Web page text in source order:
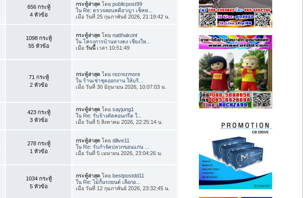
656 กระทู้
4 หัวข้อ
กระทู้ล่าสุด โดยpublicpost99
ใน Re: ตรวจสอบคดีอาญา เช็คห...
เมื่อ วันที่ 25 กุมภาพันธ์ 2026, 21:19:42 น.
1098 กระทู้
55 หัวข้อ
กระทู้ล่าสุด โดยnatthakont
ในโครงการบ้านหางดง เชียงให...
เมื่อวันนี้เวลา 10:51:49
71 กระทู้
2 หัวข้อ
กระทู้ล่าสุด โดยrezrezmore
ในร้านเช่าชุดออกงาน ให้บริ...
เมื่อ วันที่ 30 มิถุนายน 2026, 10:07:03 น.
423 กระทู้
3 หัวข้อ
กระทู้ล่าสุด โดยsayjung1
ใน Re: รับจ้างตัดคอนกรีต ใ...
เมื่อ วันที่ 5 สิงหาคม 2026, 22:25:14 น.
278 กระทู้
1 หัวข้อ
กระทู้ล่าสุด โดยdilive11
ใน Re: รับกำจัดปลวกขอนแก่น ...
เมื่อ วันที่ 5 เมษายน 2026, 23:04:26 น.
1034 กระทู้
5 หัวข้อ
กระทู้ล่าสุด โดยbestpostdd11
ใน Re: ไม้กั้นรถยนต์ เลือกอ...
เมื่อ วันที่ 12 กุมภาพันธ์ 2026, 23:32:45 น.